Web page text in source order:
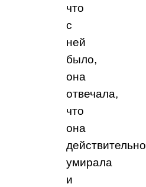
что
с
ней
было,
она
отвечала,
что
она
действительно
умирала
и